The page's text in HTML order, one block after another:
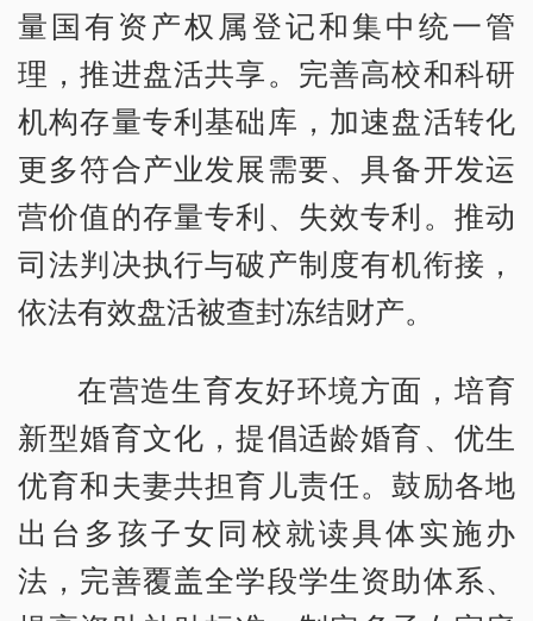
量国有资产权属登记和集中统一管
理，推进盘活共享。完善高校和科研
机构存量专利基础库，加速盘活转化
更多符合产业发展需要、具备开发运
营价值的存量专利、失效专利。推动
司法判决执行与破产制度有机衔接，
依法有效盘活被查封冻结财产。
在营造生育友好环境方面，培育
新型婚育文化，提倡适龄婚育、优生
优育和夫妻共担育儿责任。鼓励各地
出台多孩子女同校就读具体实施办
法，完善覆盖全学段学生资助体系、